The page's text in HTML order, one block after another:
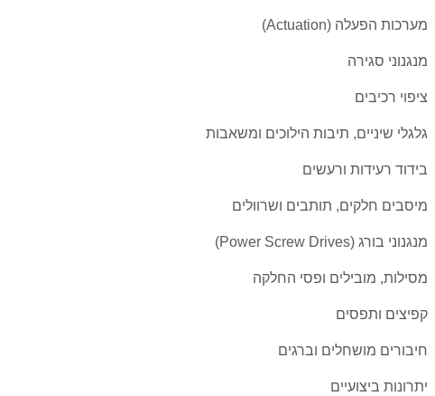
מערכות הפעלה (Actuation)
מנגנוני סגירה
ציפוי רכיבים
גלגלי שיניים, תיבות הילוכים ומשאבות
בידוד רעידות ורעשים
מיסבים חלקים, תותבים ושרוולים
מנגנוני בורג (Power Screw Drives)
מסילות, מובילים ופסי החלקה
קפיצים ותפסים
חיבורים מושחלים וברגים
יתרונות ביצועיים